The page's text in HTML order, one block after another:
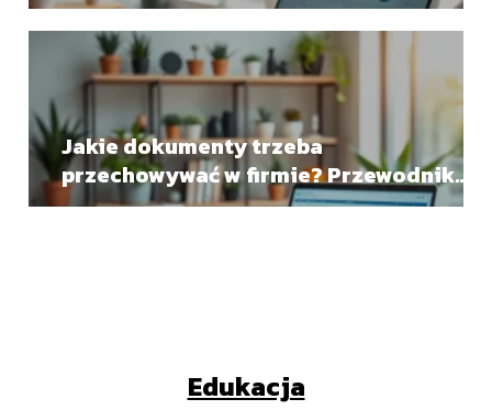
Jakie dokumenty trzeba
przechowywać w firmie? Przewodnik
dla przedsiębiorców
Edukacja